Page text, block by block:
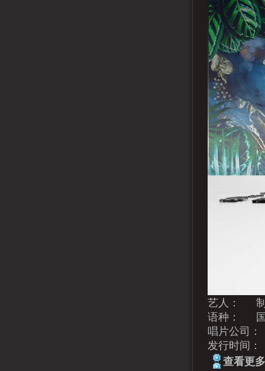
艺人：
语种：
唱片公司
发行时间
查看更